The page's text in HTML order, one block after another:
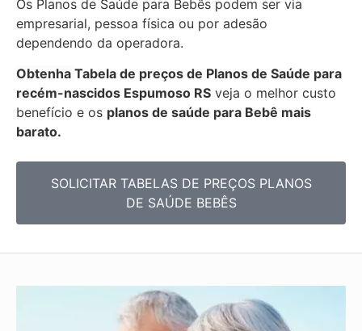
Os Planos de Saúde para Bebês podem ser via
empresarial, pessoa física ou por adesão
dependendo da operadora.
Obtenha Tabela de preços de Planos de Saúde para
recém-nascidos Espumoso RS veja o melhor custo
benefício e os planos de saúde para Bebê mais
barato.
SOLICITAR TABELAS DE PREÇOS PLANOS
DE SAÚDE BEBÊS